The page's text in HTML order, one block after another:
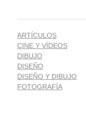
ARTÍCULOS
CINE Y VÍDEOS
DIBUJO
DISEÑO
DISEÑO Y DIBUJO
FOTOGRAFÍA